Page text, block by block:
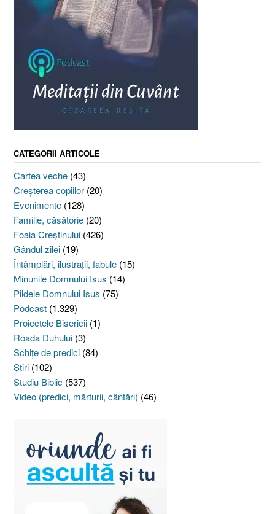
CATEGORII ARTICOLE
Cartea veche (43)
Creşterea copiilor (20)
Evenimente (128)
Familie, căsătorie (20)
Foaia Creştinului (426)
Gândul zilei (19)
Întâmplări, ilustraţii, fabule (15)
Minunile Domnului Isus (14)
Pildele Domnului Isus (75)
Podcast (1.329)
Proiectele Bisericii (1)
Roada Duhului (3)
Schiţe de predici (84)
Ştiri (102)
Studiu Biblic (537)
Video (predici, mărturii, cântări) (46)